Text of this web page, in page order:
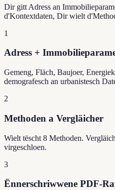
Dir gitt Adress an
d'Kontextdaten, Dir wielt
1
Adress +
Gemeng, Fläch, Baujoer,
demografesch an urbanistesch
2
Methoden a Vergläicher
Wielt tëscht 8 Methoden.
virgeschloen.
3
Ënnerschriwwene PDF-